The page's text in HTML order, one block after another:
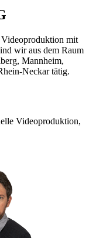
Videoproduktion mit
wir aus dem Raum
Mannheim,
Neckar tätig.
Videoproduktion,